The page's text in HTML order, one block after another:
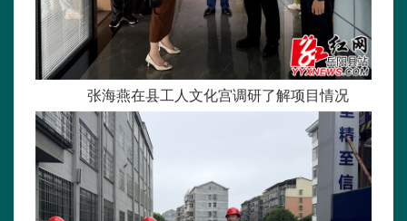
张海燕在县工人文化宫调研了解项目情况